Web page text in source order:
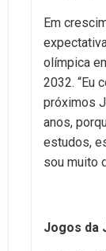
Em
olímpica
2032. “Eu
próximos
anos,
estudos,
sou muito
Jogos da